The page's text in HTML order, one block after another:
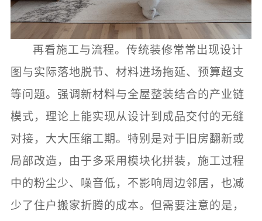
再看施工与流程。传统装修常常出现设计
图与实际落地脱节、材料进场拖延、预算超支
等问题。强调新材料与全屋整装结合的产业链
模式，理论上能实现从设计到成品交付的无缝
对接，大大压缩工期。特别是对于旧房翻新或
局部改造，由于多采用模块化拼装，施工过程
中的粉尘少、噪音低，不影响周边邻居，也减
少了住户搬家折腾的成本。但需要注意的是，